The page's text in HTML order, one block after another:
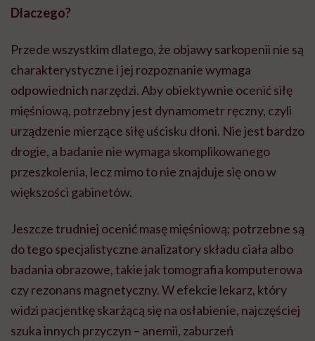
Dlaczego?
Przede wszystkim dlatego, że objawy sarkopenii nie są
charakterystyczne i jej rozpoznanie wymaga
odpowiednich narzędzi. Aby obiektywnie ocenić siłę
mięśniową, potrzebny jest dynamometr ręczny, czyli
urządzenie mierzące siłę uścisku dłoni. Nie jest bardzo
drogie, a badanie nie wymaga skomplikowanego
przeszkolenia, lecz mimo to nie znajduje się ono w
większości gabinetów.
Jeszcze trudniej ocenić masę mięśniową; potrzebne są
do tego specjalistyczne analizatory składu ciała albo
badania obrazowe, takie jak tomografia komputerowa
czy rezonans magnetyczny. W efekcie lekarz, który
widzi pacjentkę skarżącą się na osłabienie, najczęściej
szuka innych przyczyn – anemii, zaburzeń